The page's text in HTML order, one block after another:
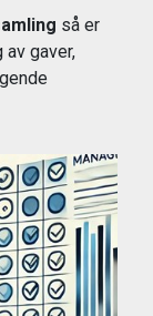
så er
gaver,